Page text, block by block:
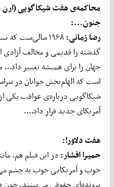
محاکمه‌ی هفت شیکاگویی (ارن
جنون...:
رضا زمانی:
۱۹۶۸ سالی‌ست که
گذشته را قدیمی و مخالف آزادی
جهان را برای همیشه تغییر
است که الهام‌بخش جوانان در
شیکاگویی درباره‌ی عواقب یکی
آمریکای جدید قرار داد....
هفت دلاور!:
حمیرا افشار:در این فیلم هم،
خوب و آمریکایی خوب به چشم